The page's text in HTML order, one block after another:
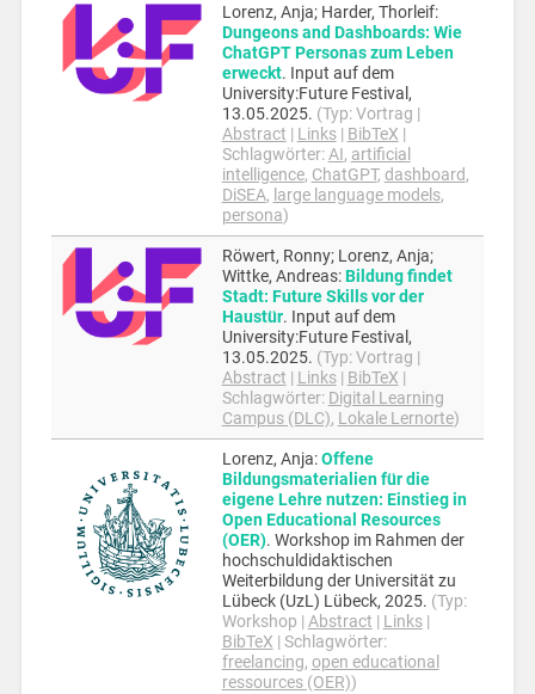
Lorenz, Anja; Harder, Thorleif:
Dungeons and Dashboards: Wie
ChatGPT Personas zum Leben
erweckt. Input auf dem
University:Future Festival,
13.05.2025. (Typ:Vortrag |
Abstract | Links| BibTeX |
Schlagwörter:AI, artificial
intelligence, ChatGPT, dashboard,
DiSEA, large language models,
persona)
Röwert, Ronny; Lorenz, Anja;
Wittke, Andreas:Bildung findet
Stadt: Future Skills vor der
Haustür. Input auf dem
University:Future Festival,
13.05.2025. (Typ:Vortrag |
Abstract | Links| BibTeX |
Schlagwörter: Digital Learning
Campus (DLC), Lokale Lernorte)
Lorenz, Anja:Offene
Bildungsmaterialien für die
eigene Lehre nutzen: Einstieg in
Open Educational Resources
(OER). Workshop im Rahmen der
hochschuldidaktischen
Weiterbildung der Universität zu
Lübeck (UzL) Lübeck, 2025. (Typ:
Workshop | Abstract | Links|
BibTeX | Schlagwörter:
freelancing, open educational
ressources (OER))